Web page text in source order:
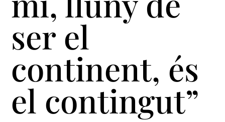
ser el
continent, és
el contingut”